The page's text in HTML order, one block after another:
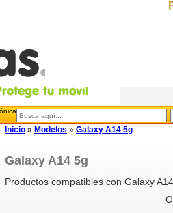
Inicio » Modelos » Galaxy A14 5g
Galaxy A14 5g
Productos compatibles con Galaxy